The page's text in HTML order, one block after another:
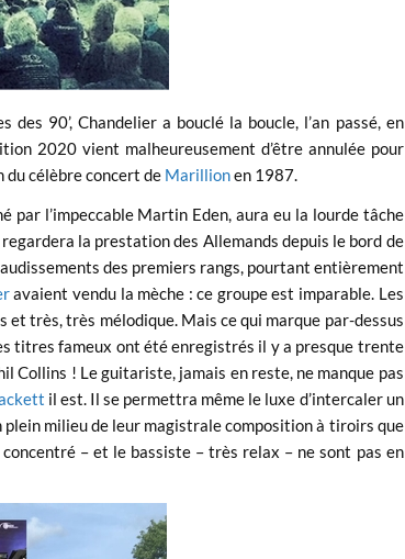
90’, Chandelier a bouclé la boucle, l’an passé, en
2020 vient malheureusement d’être annulée pour
du célèbre concert de Marillionen 1987.
par l’impeccable Martin Eden, aura eu la lourde tâche
la prestation des Allemands depuis le bord de
des premiers rangs, pourtant entièrement
avaient vendu la mèche : ce groupe est imparable. Les
et très, très mélodique. Mais ce qui marque par-dessus
titres fameux ont été enregistrés il y a presque trente
Collins ! Le guitariste, jamais en reste, ne manque pas
il est. Il se permettra même le luxe d’intercaler un
plein milieu de leur magistrale composition à tiroirs que
– et le bassiste – très relax – ne sont pas en